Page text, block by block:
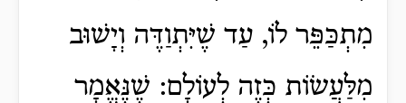
מִתְכַּפֵּר לוֹ, עַד שֶׁיִּתְוַדֶּה וְיָשׁוּב
מִלַּעֲשׂוֹת כְּזֶה לְעוֹלָם: שֶׁנֶּאֱמָר